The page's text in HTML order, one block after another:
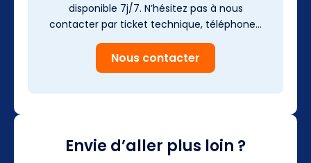
disponible 7j/7. N’hésitez pas à nous
contacter par ticket technique, téléphone…
Nous contacter
Envie d’aller plus loin ?